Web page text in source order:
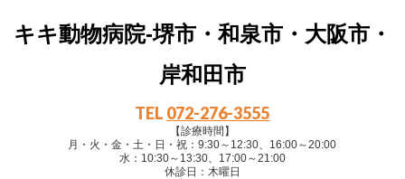
キキ動物病院-堺市・和泉市・大阪市・
岸和田市
TEL 072-276-3555
【診療時間】
月・火・金・土・日・祝：9:30～12:30、16:00～20:00
水：10:30～13:30、17:00～21:00
休診日：木曜日